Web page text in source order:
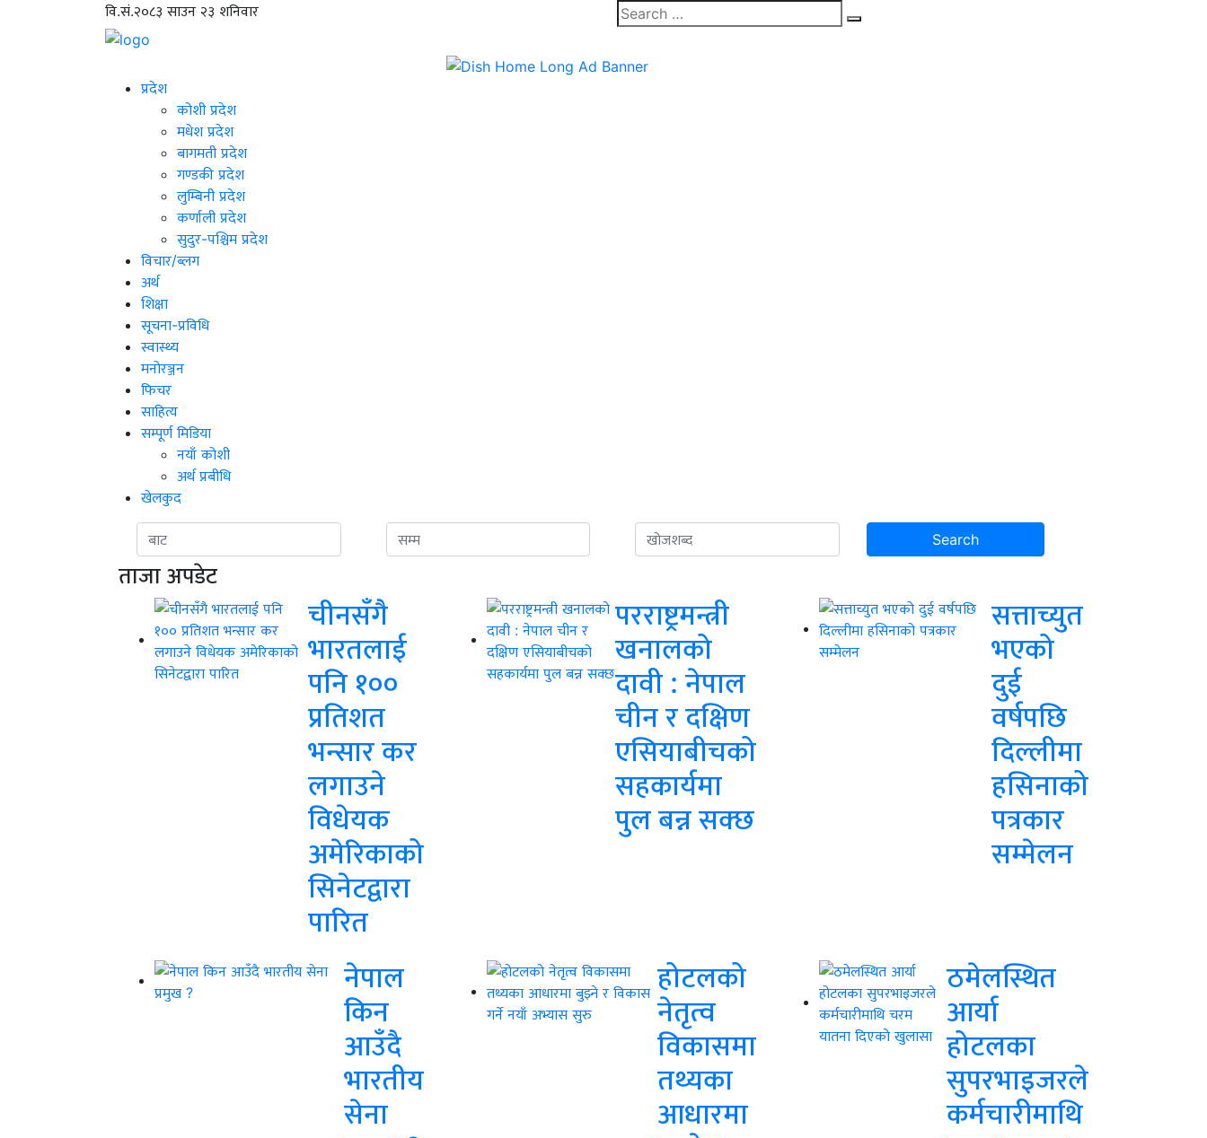
वि.सं.२०८३ साउन २३ शनिवार
प्रदेश
कोशी प्रदेश
मधेश प्रदेश
बागमती प्रदेश
गण्डकी प्रदेश
लुम्बिनी प्रदेश
कर्णाली प्रदेश
सुदुर-पश्चिम प्रदेश
विचार/ब्लग
अर्थ
शिक्षा
सूचना-प्रविधि
स्वास्थ्य
मनोरञ्जन
फिचर
साहित्य
सम्पूर्ण मिडिया
नयाँ कोशी
अर्थ प्रबीधि
खेलकुद
ताजा अपडेट
चीनसँगै
भारतलाई
पनि १००
प्रतिशत
भन्सार कर
लगाउने
विधेयक
अमेरिकाको
सिनेटद्वारा
पारित
परराष्ट्रमन्त्री
खनालको
दावी : नेपाल
चीन र दक्षिण
एसियाबीचको
सहकार्यमा
पुल बन्न सक्छ
सत्ताच्युत
भएको
दुई
वर्षपछि
दिल्लीमा
हसिनाको
पत्रकार
सम्मेलन
नेपाल
किन
आउँदै
भारतीय
सेना
होटलको
नेतृत्व
विकासमा
तथ्यका
आधारमा
ठमेलस्थित
आर्या
होटलका
सुपरभाइजरले
कर्मचारीमाथि